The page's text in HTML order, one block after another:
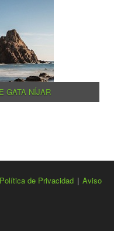
GATA NÍJAR
Política de Privacidad | Aviso